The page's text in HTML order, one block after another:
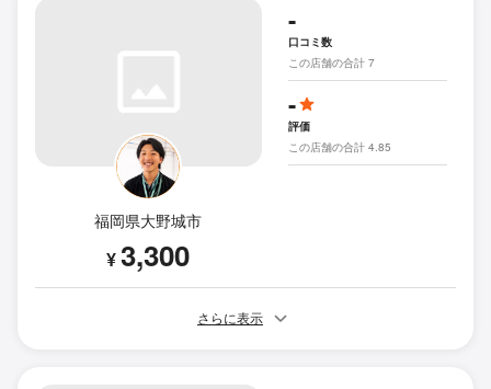
福岡県大野城市
¥3,300
-
口コミ数
この店舗の合計 7
-
評価
この店舗の合計 4.85
さらに表示